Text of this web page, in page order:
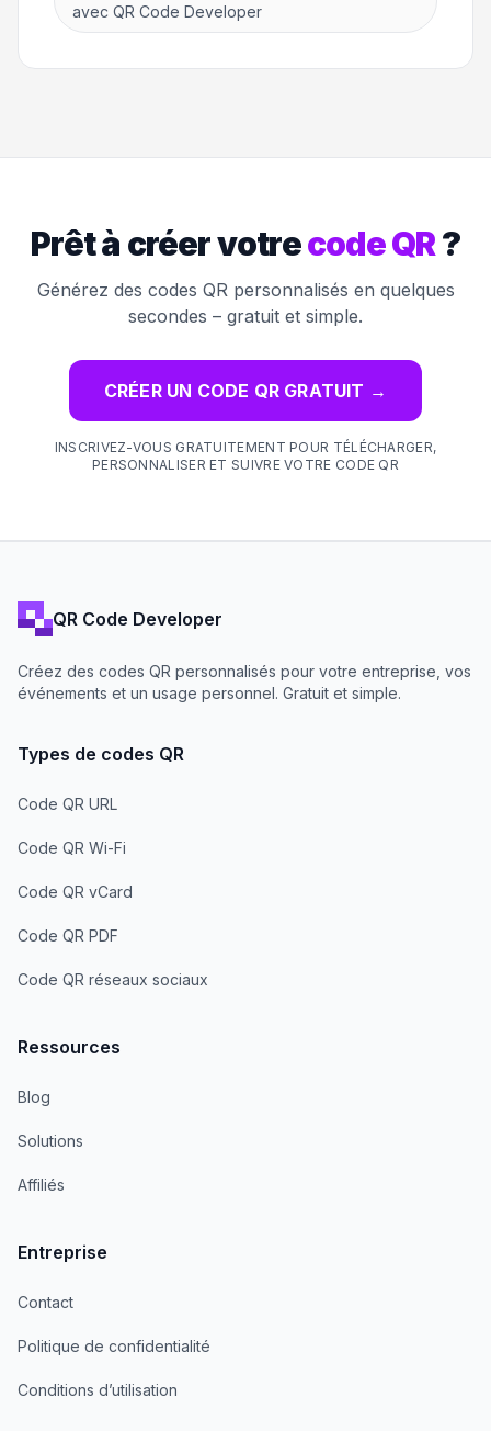
avec QR Code Developer
Prêt à créer votrecode QR?
Générez des codes QR personnalisés en quelques
secondes – gratuit et simple.
CRÉER UN CODE QR GRATUIT →
INSCRIVEZ-VOUS GRATUITEMENT POUR TÉLÉCHARGER,
PERSONNALISER ET SUIVRE VOTRE CODE QR
QR Code Developer
Créez des codes QR personnalisés pour votre entreprise, vos
événements et un usage personnel. Gratuit et simple.
Types de codes QR
Code QR URL
Code QR Wi-Fi
Code QR vCard
Code QR PDF
Code QR réseaux sociaux
Ressources
Blog
Solutions
Affiliés
Entreprise
Contact
Politique de confidentialité
Conditions d’utilisation